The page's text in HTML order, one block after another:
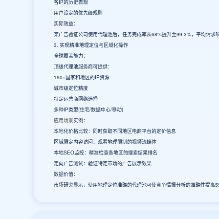
各IP的历史表现
用户设定的优先级规则
实际效益：
某广告验证公司使用代理池后，任务完成率从68%提升至99.3%，平均请求
3. 实现精准地理定位与区域化操作
全球覆盖能力：
顶级代理池服务商可提供：
190+国家和地区的IP资源
城市级定位精度
特定运营商网络选择
多种IP类型(住宅/数据中心/移动)
应用场景实例：
本地化价格比较：同时获取不同地区电商平台的定价信息
区域限定内容访问：观看地理限制的视频流媒体
本地SEO监控：精准检查各地区的搜索结果排名
定向广告测试：验证特定市场的广告展示效果
数据价值：
市场研究显示，使用地理定位准确的代理池可使竞争情报分析的准确性提高